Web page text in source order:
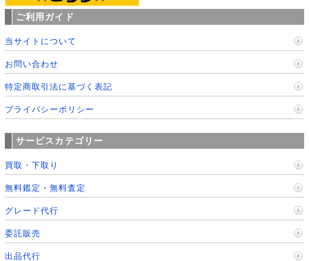
ご利用ガイド
当サイトについて
お問い合わせ
特定商取引法に基づく表記
プライバシーポリシー
サービスカテゴリー
買取・下取り
無料鑑定・無料査定
グレード代行
委託販売
出品代行